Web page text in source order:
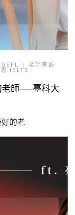
老師專訪
思 IELTS
老師──臺科大
的老